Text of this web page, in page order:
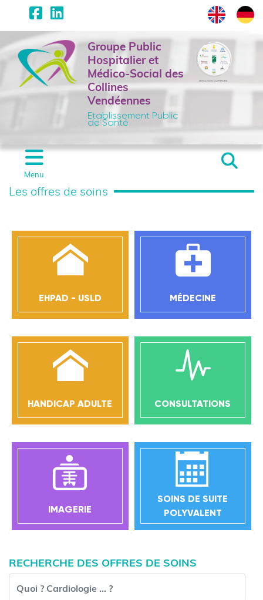
Saut au contenu principal
Groupe Public
Hospitalier et
Médico-Social des
Collines
Vendéennes
Etablissement Public
de Santé
Menu
Accueil - CH La
Les offres de soins
EHPAD - USLD MÉDECINE
HANDICAP ADULTE CONSULTATIONS
IMAGERIE
SOINS DE SUITE
POLYVALENT
RECHERCHE DES OFFRES DE SOINS
Panneau de gestion des cookies